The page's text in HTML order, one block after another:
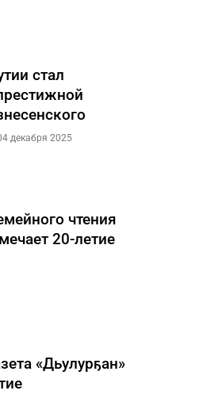
стал
декабря 2025
чтения
20-летие
«Дьулурҕан»